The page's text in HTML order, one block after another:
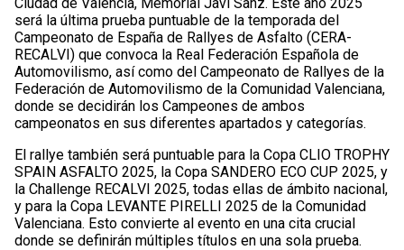
será la última prueba puntuable de la temporada del
Campeonato de España de Rallyes de Asfalto (CERA-
RECALVI) que convoca la Real Federación Española de
Automovilismo, así como del Campeonato de Rallyes de la
Federación de Automovilismo de la Comunidad Valenciana,
donde se decidirán los Campeones de ambos
campeonatos en sus diferentes apartados y categorías.
El rallye también será puntuable para la Copa CLIO TROPHY
SPAIN ASFALTO 2025, la Copa SANDERO ECO CUP 2025, y
la Challenge RECALVI 2025, todas ellas de ámbito nacional,
y para la Copa LEVANTE PIRELLI 2025 de la Comunidad
Valenciana. Esto convierte al evento en una cita crucial
donde se definirán múltiples títulos en una sola prueba.